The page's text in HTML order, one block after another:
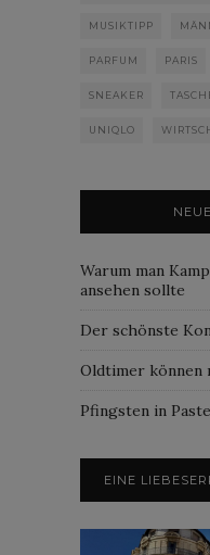
MUSIKTIPP
PARFUM PARIS
SNEAKER
UNIQLO
Warum man
ansehen sollte
Der schönste
Oldtimer können
Pfingsten in
EINE